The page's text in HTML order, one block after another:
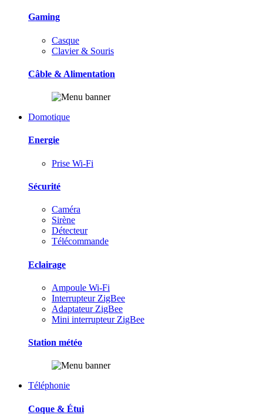
Gaming
Casque
Clavier & Souris
Câble & Alimentation
Domotique
Energie
Prise Wi-Fi
Sécurité
Caméra
Sirène
Détecteur
Télécommande
Eclairage
Ampoule Wi-Fi
Interrupteur ZigBee
Adaptateur ZigBee
Mini interrupteur ZigBee
Station météo
Téléphonie
Coque & Étui